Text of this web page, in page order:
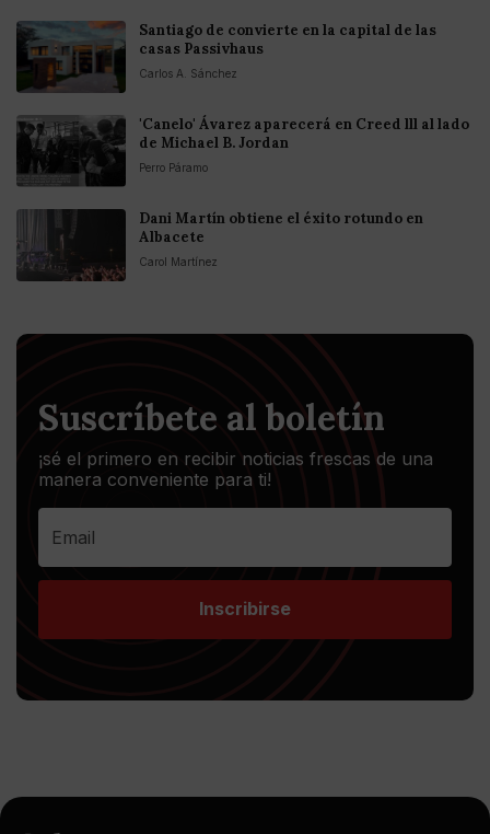
Santiago de convierte en la capital de las
casas Passivhaus
Carlos A. Sánchez
'Canelo' Ávarez aparecerá en Creed lll al lado
de Michael B. Jordan
Perro Páramo
Dani Martín obtiene el éxito rotundo en
Albacete
Carol Martínez
Suscríbete al boletín
¡sé el primero en recibir noticias frescas de una
manera conveniente para ti!
Inscribirse